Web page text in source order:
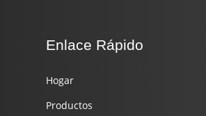
Enlace Rápido
Hogar
Productos